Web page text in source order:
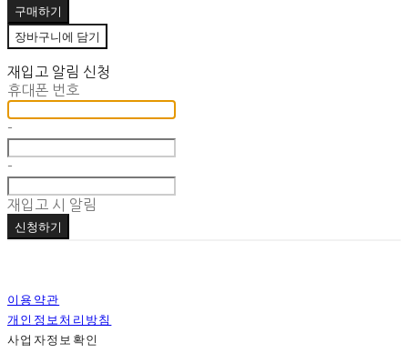
구매하기
장바구니에 담기
재입고 알림 신청
휴대폰 번호
-
-
재입고 시 알림
신청하기
이용약관
개인정보처리방침
사업자정보확인